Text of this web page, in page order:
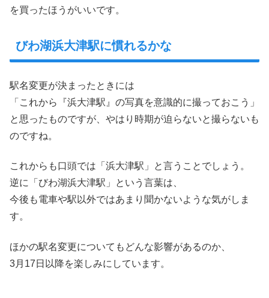
を買ったほうがいいです。
びわ湖浜大津駅に慣れるかな
駅名変更が決まったときには
「これから『浜大津駅』の写真を意識的に撮っておこう」
と思ったものですが、やはり時期が迫らないと撮らないも
のですね。
これからも口頭では「浜大津駅」と言うことでしょう。
逆に「びわ湖浜大津駅」という言葉は、
今後も電車や駅以外ではあまり聞かないような気がしま
す。
ほかの駅名変更についてもどんな影響があるのか、
3月17日以降を楽しみにしています。